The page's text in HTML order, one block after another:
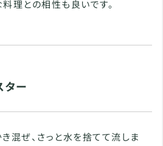
理との相性も良いです。
ター
混ぜ、さっと水を捨てて流しま